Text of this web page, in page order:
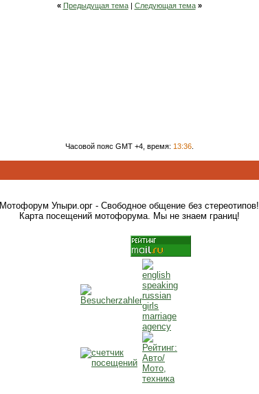
« Предыдущая тема| Следующая тема »
Часовой пояс GMT +4, время: 13:36.
Мотофорум Упыри.орг - Свободное общение без стереотипов!
Карта посещений мотофорума. Мы не знаем границ!